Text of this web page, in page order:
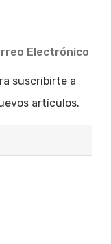
Electrónico
suscribirte a
artículos.